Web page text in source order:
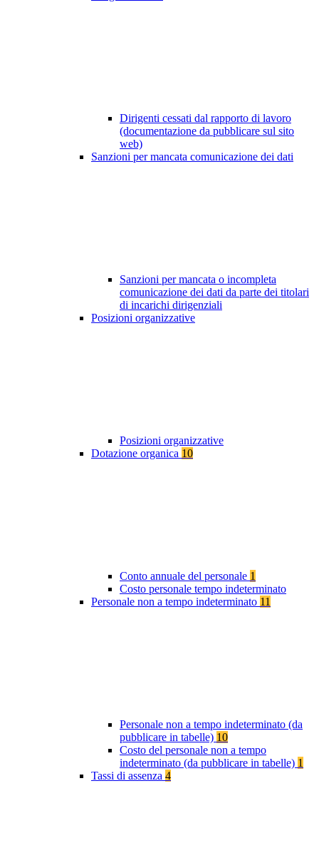
Dirigenti cessati dal rapporto di lavoro
(documentazione da pubblicare sul sito
web)
Sanzioni per mancata comunicazione dei dati
Sanzioni per mancata o incompleta
comunicazione dei dati da parte dei titolari
di incarichi dirigenziali
Posizioni organizzative
Posizioni organizzative
Dotazione organica 10
Conto annuale del personale 1
Costo personale tempo indeterminato
Personale non a tempo indeterminato 11
Personale non a tempo indeterminato (da
pubblicare in tabelle) 10
Costo del personale non a tempo
indeterminato (da pubblicare in tabelle) 1
Tassi di assenza 4